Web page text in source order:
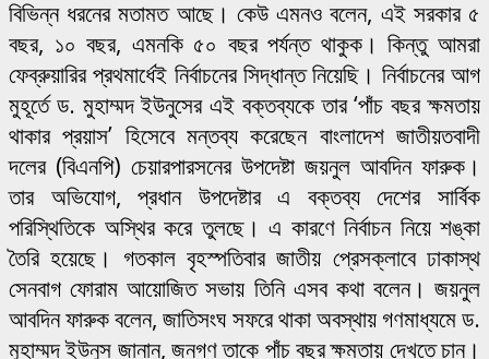
বিভিন্ন ধরনের মতামত আছে। কেউ এমনও বলেন, এই সরকার ৫
বছর, ১০ বছর, এমনকি ৫০ বছর পর্যন্ত থাকুক। কিন্তু আমরা
ফেব্রুয়ারির প্রথমার্ধেই নির্বাচনের সিদ্ধান্ত নিয়েছি। নির্বাচনের আগ
মুহূর্তে ড. মুহাম্মদ ইউনুসের এই বক্তব্যকে তার ‘পাঁচ বছর ক্ষমতায়
থাকার প্রয়াস’ হিসেবে মন্তব্য করেছেন বাংলাদেশ জাতীয়তবাদী
দলের (বিএনপি) চেয়ারপারসনের উপদেষ্টা জয়নুল আবদিন ফারুক।
তার অভিযোগ, প্রধান উপদেষ্টার এ বক্তব্য দেশের সার্বিক
পরিস্থিতিকে অস্থির করে তুলছে। এ কারণে নির্বাচন নিয়ে শঙ্কা
তৈরি হয়েছে। গতকাল বৃহস্পতিবার জাতীয় প্রেসক্লাবে ঢাকাস্থ
সেনবাগ ফোরাম আয়োজিত সভায় তিনি এসব কথা বলেন। জয়নুল
আবদিন ফারুক বলেন, জাতিসংঘ সফরে থাকা অবস্থায় গণমাধ্যমে ড.
মুহাম্মদ ইউনুস জানান, জনগণ তাকে পাঁচ বছর ক্ষমতায় দেখতে চান।